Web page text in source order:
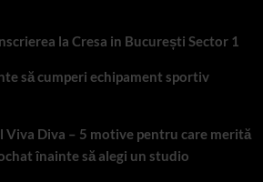
la Cresa in București Sector 1
să cumperi echipament sportiv
Viva Diva – 5 motive pentru care merită
înainte să alegi un studio